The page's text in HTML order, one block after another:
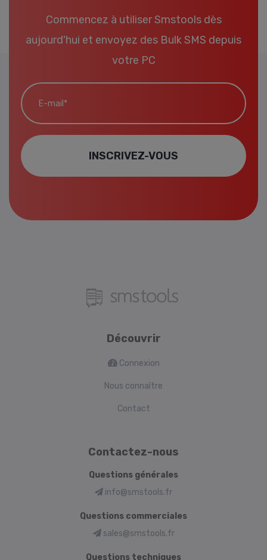
Commencez à utiliser Smstools dès
aujourd'hui et envoyez des Bulk SMS depuis
votre PC
E-mail*
INSCRIVEZ-VOUS
Découvrir
Connexion
Nous connaître
Contact
Contactez-nous
Questions générales
info@smstools.fr
Questions commerciales
sales@smstools.fr
Questions techniques